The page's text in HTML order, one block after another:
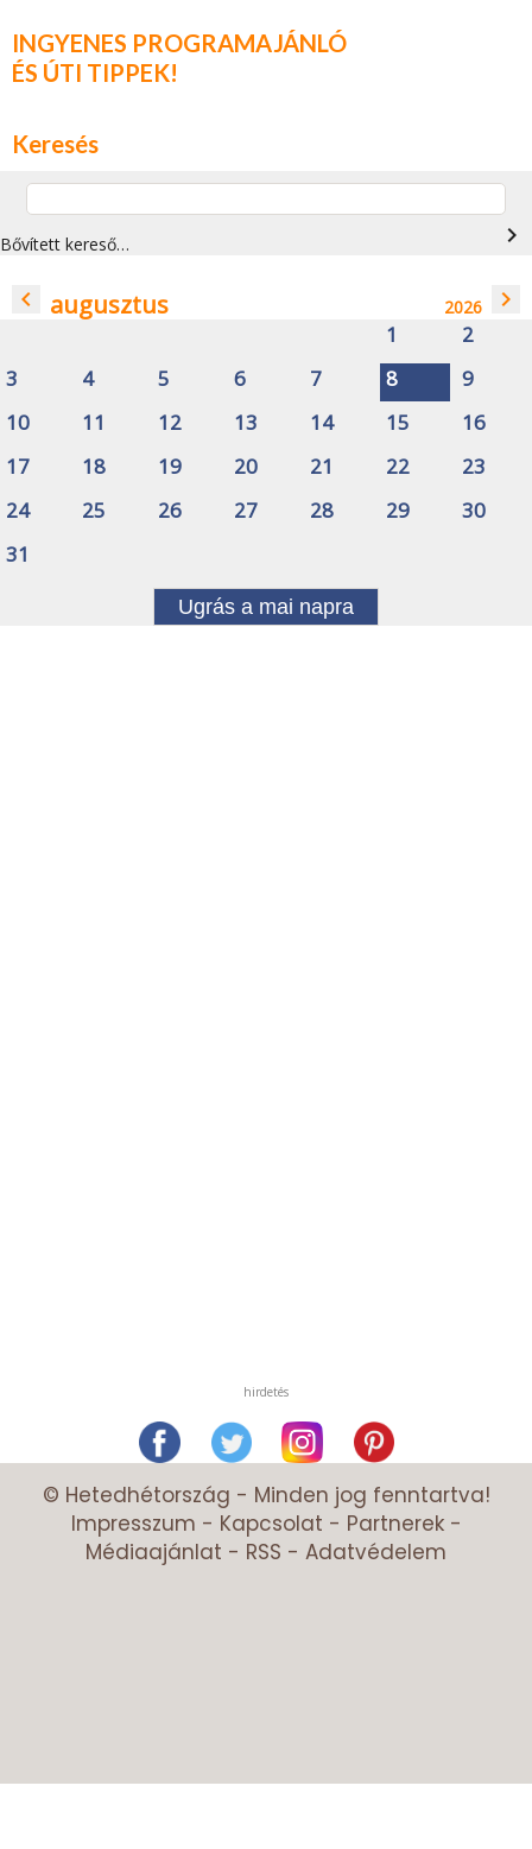
INGYENES PROGRAMAJÁNLÓ
ÉS ÚTI TIPPEK!
Keresés
Bővített kereső… navigate_next
navigate_before augusztus 2026 navigate_next
1
2
3
4 5 6 7 8
9
10
11 12 13 14 15
16
17
18 19 20 21 22
23
24
25 26 27 28 29
30
31
Ugrás a mai napra
hirdetés
© Hetedhétország - Minden jog fenntartva!
Impresszum - Kapcsolat - Partnerek-
Médiaajánlat - RSS - Adatvédelem